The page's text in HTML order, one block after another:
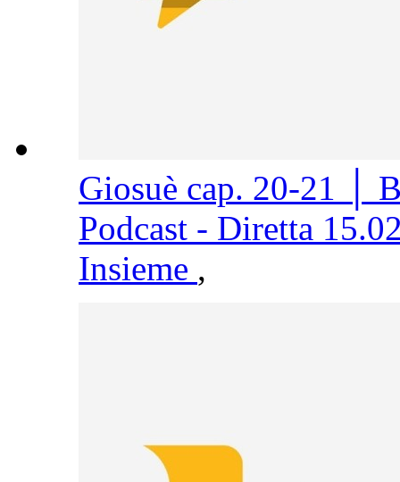
Giosuè cap. 20-21 │
Podcast - Diretta
Insieme ,